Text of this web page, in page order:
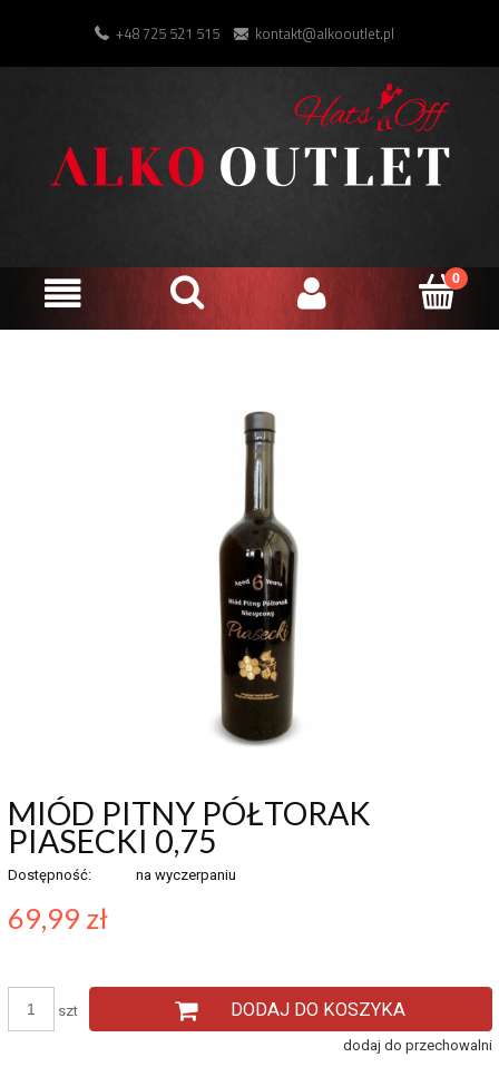
+48 725 521 515 kontakt@alkooutlet.pl
MIÓD PITNY PÓŁTORAK
PIASECKI 0,75
Dostępność: na wyczerpaniu
69,99 zł
szt DODAJ DO KOSZYKA
dodaj do przechowalni